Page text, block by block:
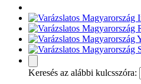
Keresés az alábbi kulcsszóra: